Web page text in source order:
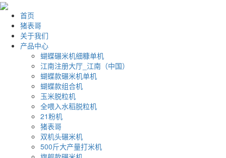
首页
猪表哥
关于我们
产品中心
蝴蝶碾米机细糠单机
江南注册大厅_江南（中国）
蝴蝶款碾米机单机
蝴蝶款组合机
玉米脱粒机
全喂入水稻脱粒机
21粉机
猪表哥
双机头碾米机
500斤大产量打米机